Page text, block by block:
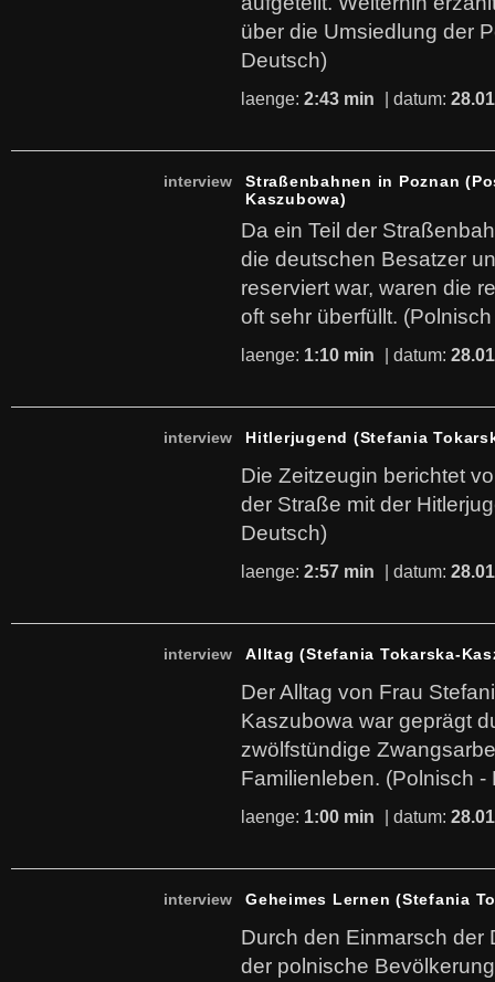
über die Umsiedlung der
Deutsch)
laenge: 2:43 min | datum:
interview
Straßenbahnen in Poznan
Kaszubowa)
Da ein Teil der
die deutschen Besatzer
reserviert war, waren die
oft sehr überfüllt.
laenge: 1:10 min | datum:
interview Hitlerjugend (Stefania
Die Zeitzeugin berichtet
der Straße mit der
Deutsch)
laenge: 2:57 min | datum:
interview Alltag (Stefania Tokarska-
Der Alltag von Frau
Kaszubowa war geprägt
zwölfstündige
Familienleben. (Polnisch -
laenge: 1:00 min | datum:
interview Geheimes Lernen (Stefania
Durch den Einmarsch der
der polnische